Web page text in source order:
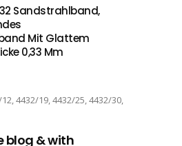
Sandstrahlband,
Mit Glattem
0,33 Mm
4432/19, 4432/25, 4432/30,
blog & with